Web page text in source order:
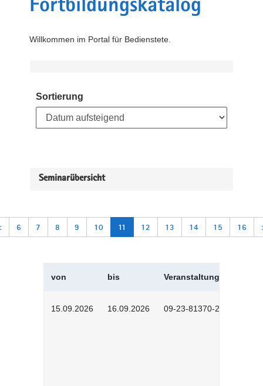
Fortbildungskatalog
Willkommen im Portal für Bedienstete.
Sortierung
Seminarübersicht
6 7 8 9 10 11 12 13 14 15 16
von bis Veranstaltungskürzel
15.09.2026 16.09.2026 09-23-81370-2601